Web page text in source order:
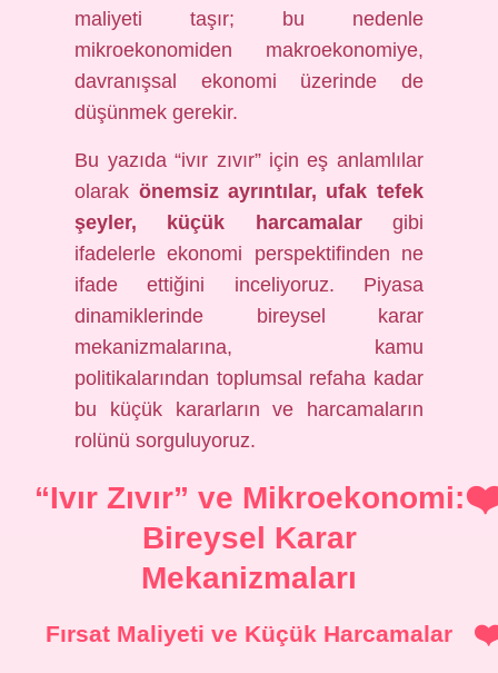
maliyeti taşır; bu nedenle
mikroekonomiden makroekonomiye,
davranışsal ekonomi üzerinde de
düşünmek gerekir.
Bu yazıda “ivır zıvır” için eş anlamlılar
olarak önemsiz ayrıntılar, ufak tefek
şeyler, küçük harcamalargibi
ifadelerle ekonomi perspektifinden ne
ifade ettiğini inceliyoruz. Piyasa
dinamiklerinde bireysel karar
mekanizmalarına, kamu
politikalarından toplumsal refaha kadar
bu küçük kararların ve harcamaların
rolünü sorguluyoruz.
“Ivır Zıvır” ve Mikroekonomi:
Bireysel Karar
Mekanizmaları
Fırsat Maliyeti ve Küçük Harcamalar